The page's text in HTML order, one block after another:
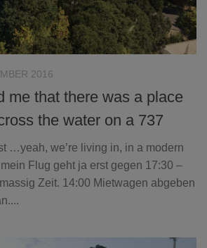
2016
me that there was a place
the water on a 737
…yeah, we’re living in, in a modern
Flug geht ja erst gegen 17:30 –
Zeit. 14:00 Mietwagen abgeben